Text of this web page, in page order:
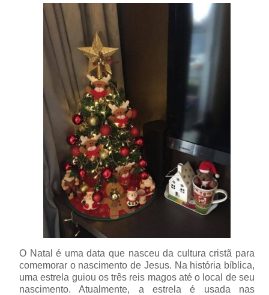
O Natal é uma data que nasceu da cultura cristã para
comemorar o nascimento de Jesus. Na história bíblica,
uma estrela guiou os três reis magos até o local de seu
nascimento. Atualmente, a estrela é usada nas